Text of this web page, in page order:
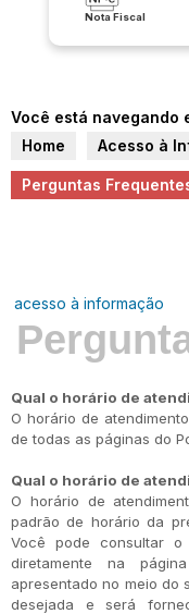
Nota Fiscal
Você está navegando
Home
Acesso à
Perguntas
acesso à informação
Qual o horário de
O horário de
de todas as páginas do
Qual o horário de
O horário de
padrão de horário da
Você pode consultar
diretamente na
apresentado no meio do
desejada e será